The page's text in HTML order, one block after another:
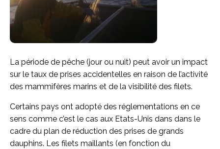
La période de pêche (jour ou nuit) peut avoir un impact
sur le taux de prises accidentelles en raison de l’activité
des mammifères marins et de la visibilité des filets.
Certains pays ont adopté des réglementations en ce
sens comme c’est le cas aux Etats-Unis dans dans le
cadre du plan de réduction des prises de grands
dauphins. Les filets maillants (en fonction du